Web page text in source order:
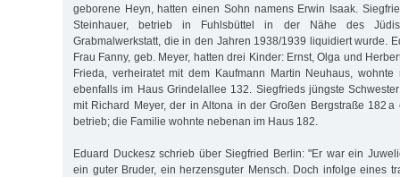
geborene Heyn, hatten einen Sohn namens Erwin Isaak.
Steinhauer, betrieb in Fuhlsbüttel in der Nähe des
Grabmalwerkstatt, die in den Jahren 1938/1939 liquidiert wurde.
Frau Fanny, geb. Meyer, hatten drei Kinder: Ernst, Olga und
Frieda, verheiratet mit dem Kaufmann Martin Neuhaus,
ebenfalls im Haus Grindelallee 132. Siegfrieds jüngste
mit Richard Meyer, der in Altona in der Großen Bergstraße 182 a
betrieb; die Familie wohnte nebenan im Haus 182.
Eduard Duckesz schrieb über Siegfried Berlin: "Er war ein
ein guter Bruder, ein herzensguter Mensch. Doch infolge eines